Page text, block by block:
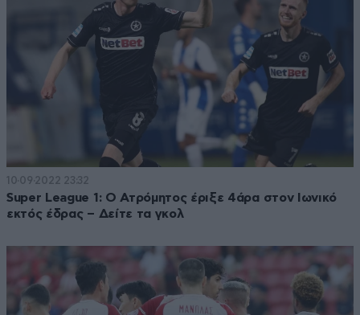
10·09·2022 23:32
Super League 1: Ο Ατρόμητος έριξε 4άρα στον Ιωνικό
εκτός έδρας – Δείτε τα γκολ